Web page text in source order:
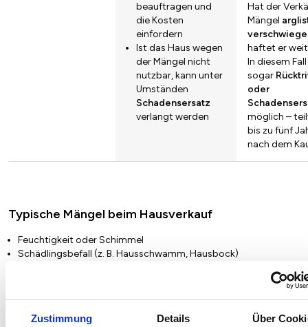
Zustimmung Details Über
beauftragen und
die Kosten
einfordern
Ist das Haus wegen
der Mängel nicht
nutzbar, kann unter
Umständen
Schadensersatz
verlangt werden
Hat der
Mängel
haftet er
In diesem
sogar
oder
möglich –
bis zu fünf
nach dem
Typische Mängel beim Hausverkauf
Feuchtigkeit oder Schimmel
Schädlingsbefall (z. B. Hausschwamm, Hausbock)